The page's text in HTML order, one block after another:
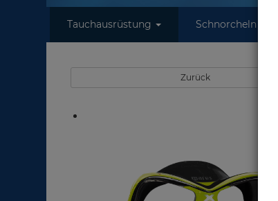
Tauchausrüstung Schnorcheln
Zurück